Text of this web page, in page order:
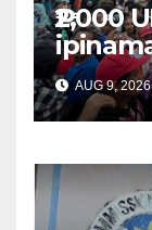
₱2,000
saAUG 9, 2026